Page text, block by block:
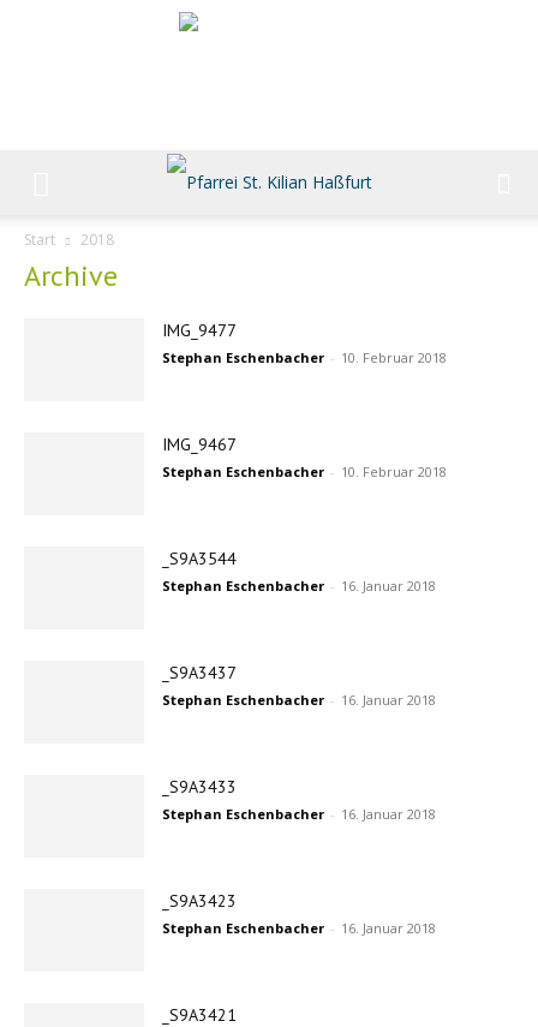
Start 2018
Archive
IMG_9477
Stephan Eschenbacher - 10. Februar 2018
IMG_9467
Stephan Eschenbacher - 10. Februar 2018
_S9A3544
Stephan Eschenbacher - 16. Januar 2018
_S9A3437
Stephan Eschenbacher - 16. Januar 2018
_S9A3433
Stephan Eschenbacher - 16. Januar 2018
_S9A3423
Stephan Eschenbacher - 16. Januar 2018
_S9A3421